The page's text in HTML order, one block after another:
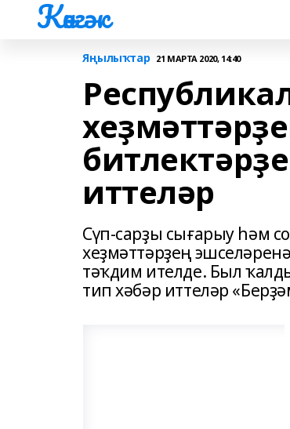
Көнгәк
Яңылыҡтар 21 МАРТА 2020, 14:40
иттеләр
Сүп-сарҙы сығарыу һәм
хеҙмәттәрҙең
тәҡдим ителде. Был
тип хәбәр иттеләр